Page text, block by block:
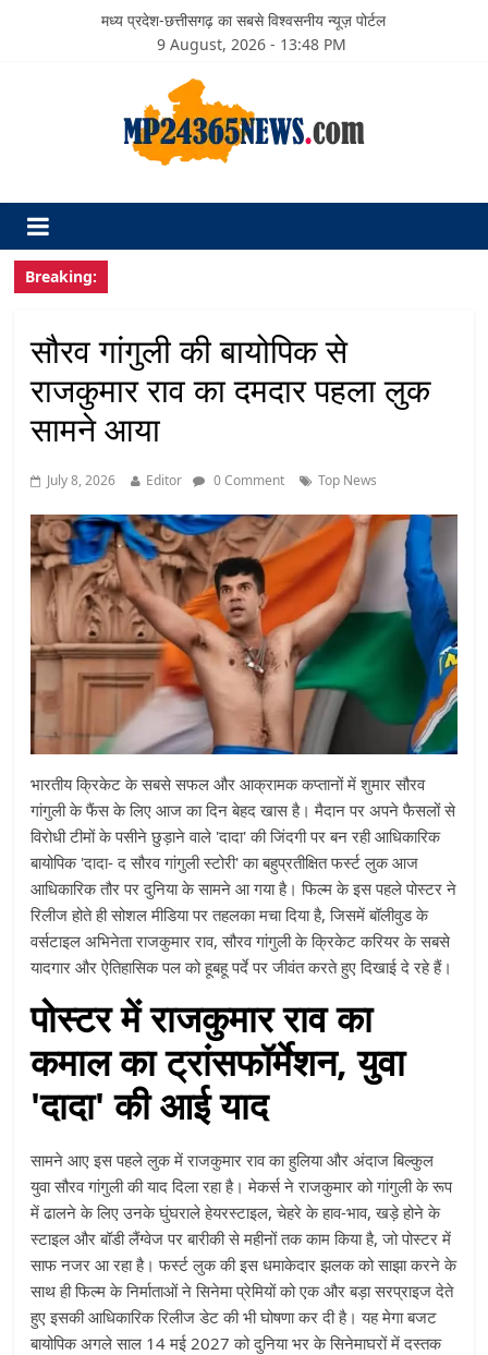
मध्य प्रदेश-छत्तीसगढ़ का सबसे विश्वसनीय न्यूज़ पोर्टल
9 August, 2026 - 13:48 PM
Breaking:
सौरव गांगुली की बायोपिक से
राजकुमार राव का दमदार पहला लुक
सामने आया
July 8, 2026 Editor 0 Comment Top News
भारतीय क्रिकेट के सबसे सफल और आक्रामक कप्तानों में शुमार सौरव
गांगुली के फैंस के लिए आज का दिन बेहद खास है। मैदान पर अपने फैसलों से
विरोधी टीमों के पसीने छुड़ाने वाले 'दादा' की जिंदगी पर बन रही आधिकारिक
बायोपिक 'दादा- द सौरव गांगुली स्टोरी' का बहुप्रतीक्षित फर्स्ट लुक आज
आधिकारिक तौर पर दुनिया के सामने आ गया है। फिल्म के इस पहले पोस्टर ने
रिलीज होते ही सोशल मीडिया पर तहलका मचा दिया है, जिसमें बॉलीवुड के
वर्सटाइल अभिनेता राजकुमार राव, सौरव गांगुली के क्रिकेट करियर के सबसे
यादगार और ऐतिहासिक पल को हूबहू पर्दे पर जीवंत करते हुए दिखाई दे रहे हैं।
पोस्टर में राजकुमार राव का
कमाल का ट्रांसफॉर्मेशन, युवा
'दादा' की आई याद
सामने आए इस पहले लुक में राजकुमार राव का हुलिया और अंदाज बिल्कुल
युवा सौरव गांगुली की याद दिला रहा है। मेकर्स ने राजकुमार को गांगुली के रूप
में ढालने के लिए उनके घुंघराले हेयरस्टाइल, चेहरे के हाव-भाव, खड़े होने के
स्टाइल और बॉडी लैंग्वेज पर बारीकी से महीनों तक काम किया है, जो पोस्टर में
साफ नजर आ रहा है। फर्स्ट लुक की इस धमाकेदार झलक को साझा करने के
साथ ही फिल्म के निर्माताओं ने सिनेमा प्रेमियों को एक और बड़ा सरप्राइज देते
हुए इसकी आधिकारिक रिलीज डेट की भी घोषणा कर दी है। यह मेगा बजट
बायोपिक अगले साल 14 मई 2027 को दुनिया भर के सिनेमाघरों में दस्तक